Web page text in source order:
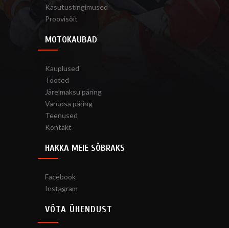
Kasutustingimused
Proovisõit
MOTOKAUBAD
Kauplused
Tooted
Järelmaksu päring
Varuosa päring
Teenused
Kontakt
HAKKA MEIE SÕBRAKS
Facebook
Instagram
VÕTA ÜHENDUST